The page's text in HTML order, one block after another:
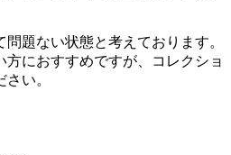
題ない状態と考えております。
におすすめですが、コレクショ
い。